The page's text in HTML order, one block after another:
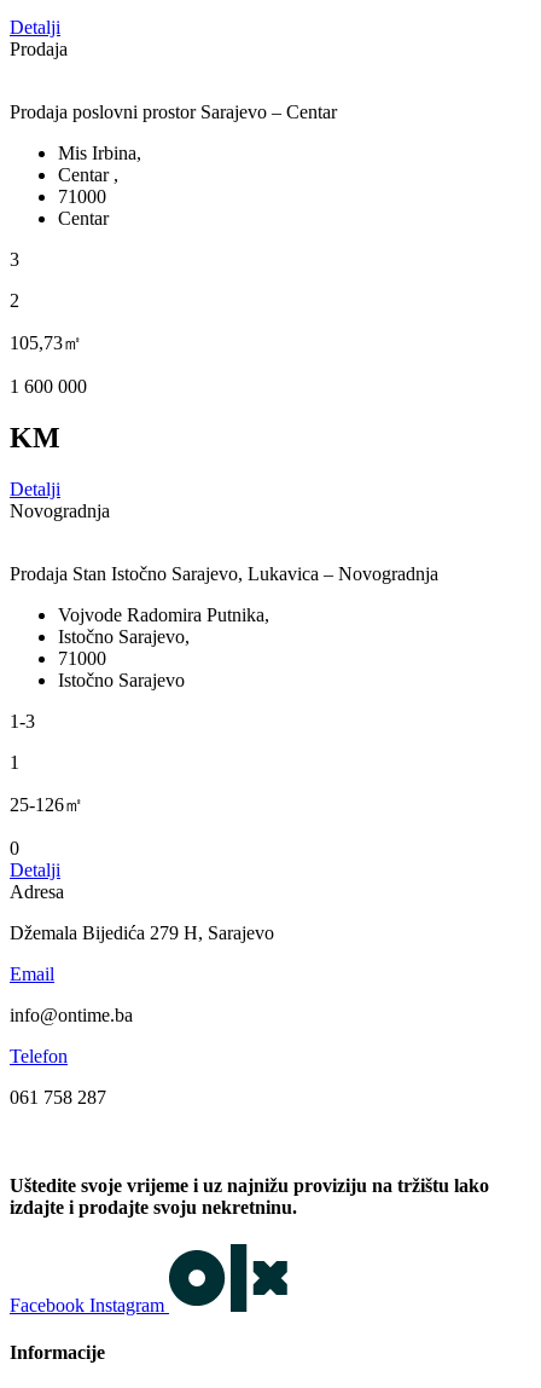
Detalji
Prodaja
Prodaja poslovni prostor Sarajevo – Centar
Mis Irbina,
Centar ,
71000
Centar
3
2
105,73㎡
1 600 000
KM
Detalji
Novogradnja
Prodaja Stan Istočno Sarajevo, Lukavica – Novogradnja
Vojvode Radomira Putnika,
Istočno Sarajevo,
71000
Istočno Sarajevo
1-3
1
25-126㎡
0
Detalji
Adresa
Džemala Bijedića 279 H, Sarajevo
Email
info@ontime.ba
Telefon
061 758 287
Uštedite svoje vrijeme i uz najnižu proviziju na tržištu lako
izdajte i prodajte svoju nekretninu.
Facebook Instagram
Informacije